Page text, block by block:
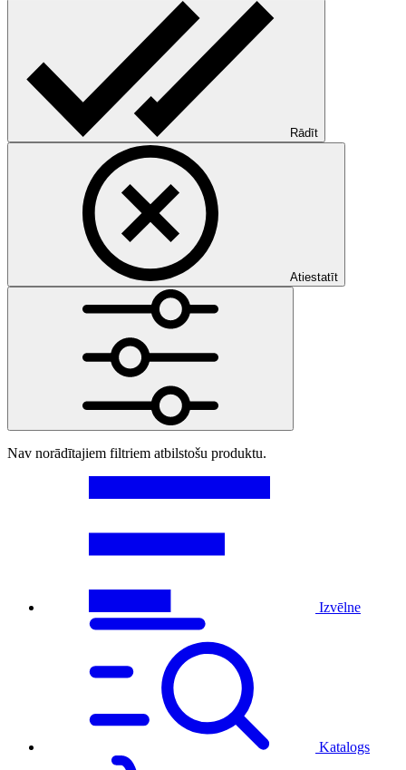
Rādīt
Atiestatīt
Nav norādītajiem filtriem atbilstošu produktu.
Izvēlne
Katalogs